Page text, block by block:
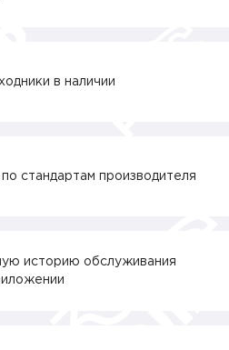
в наличии
стандартам производителя
историю обслуживания